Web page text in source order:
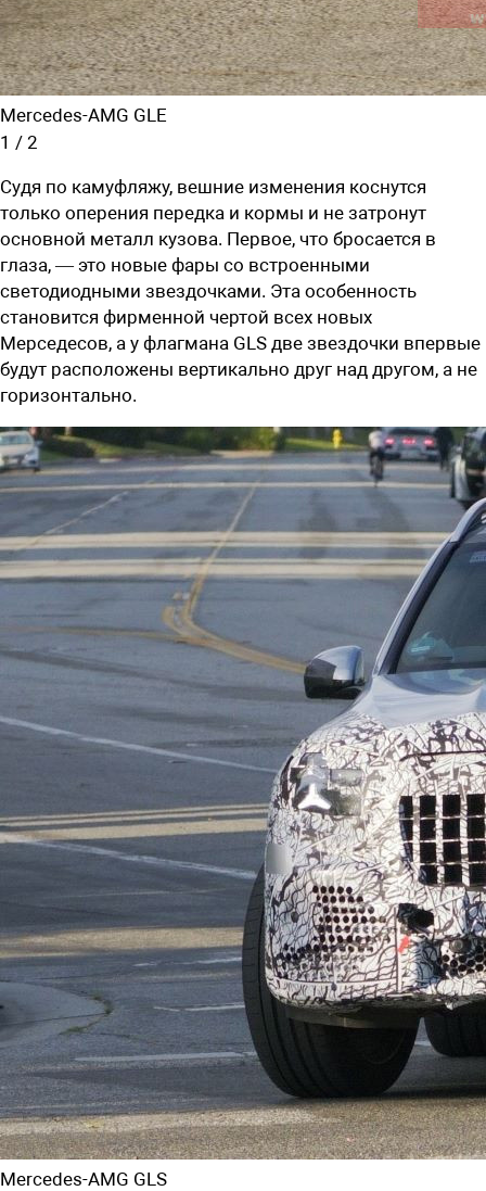
Mercedes-AMG GLE
1 / 2
Судя по камуфляжу, вешние изменения коснутся
только оперения передка и кормы и не затронут
основной металл кузова. Первое, что бросается в
глаза, — это новые фары со встроенными
светодиодными звездочками. Эта особенность
становится фирменной чертой всех новых
Мерседесов, а у флагмана GLS две звездочки впервые
будут расположены вертикально друг над другом, а не
горизонтально.
Mercedes-AMG GLS